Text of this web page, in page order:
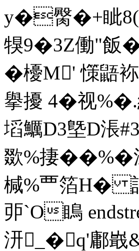
y�臋�+眦8(9
犑9�3Z働"飯
�櫌M' 憡鼯
擧擾 4�视
塪鱱D3墍D涱
欼%捿
椷%覀箔H�
戼`O瞗
汧_�q'鄘